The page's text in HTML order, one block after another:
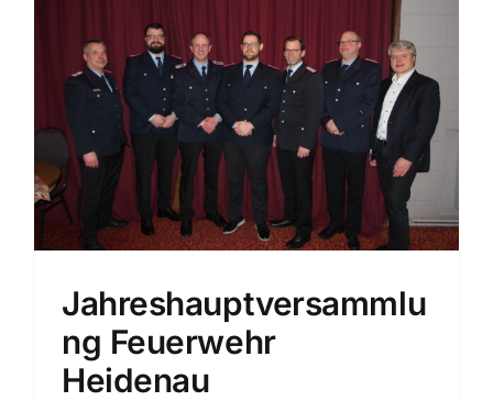
Jahreshauptversammlu
ng Feuerwehr
Heidenau